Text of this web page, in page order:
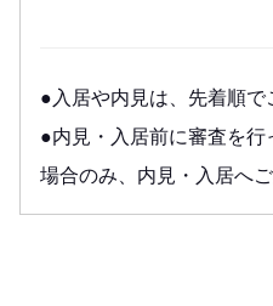
●入居や内見は、先着順で
●内見・入居前に審査を
場合のみ、内見・入居へ